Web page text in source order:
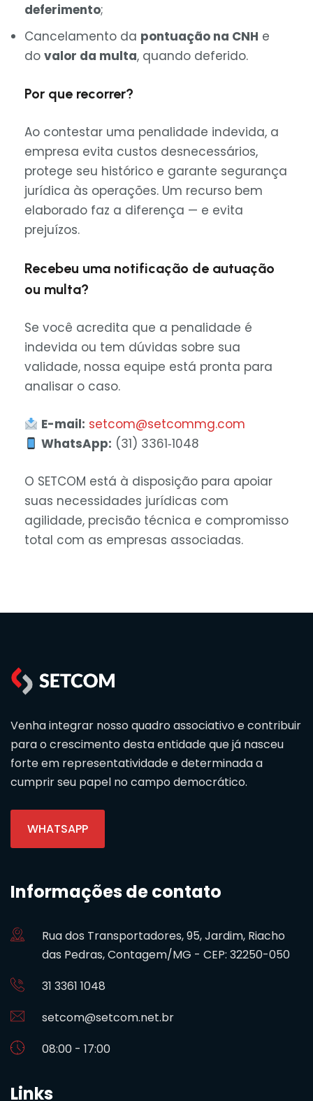
deferimento;
Cancelamento da pontuação na CNH e
do valor da multa, quando deferido.
Por que recorrer?
Ao contestar uma penalidade indevida, a
empresa evita custos desnecessários,
protege seu histórico e garante segurança
jurídica às operações. Um recurso bem
elaborado faz a diferença — e evita
prejuízos.
Recebeu uma notificação de autuação
ou multa?
Se você acredita que a penalidade é
indevida ou tem dúvidas sobre sua
validade, nossa equipe está pronta para
analisar o caso.
E-mail: setcom@setcommg.com
WhatsApp: (31) 3361‑1048
O SETCOM está à disposição para apoiar
suas necessidades jurídicas com
agilidade, precisão técnica e compromisso
total com as empresas associadas.
Venha integrar nosso quadro associativo e contribuir
para o crescimento desta entidade que já nasceu
forte em representatividade e determinada a
cumprir seu papel no campo democrático.
WHATSAPP
Informações de contato
Rua dos Transportadores, 95, Jardim, Riacho
das Pedras, Contagem/MG - CEP: 32250-050
31 3361 1048
setcom@setcom.net.br
08:00 - 17:00
Links